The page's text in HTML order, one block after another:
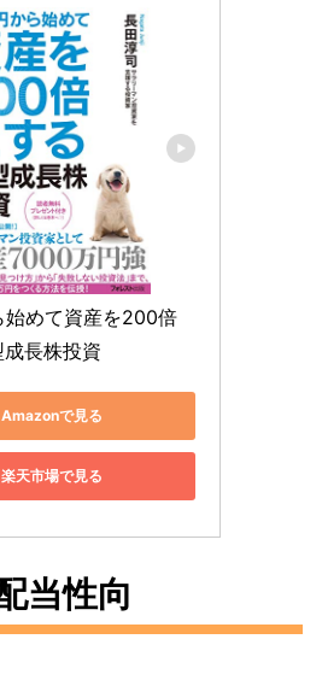
始めて資産を200倍
長株投資
Amazonで見る
楽天市場で見る
当性向